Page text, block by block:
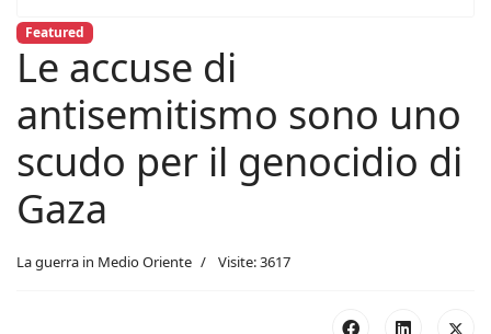
Featured
Le accuse di
antisemitismo sono uno
scudo per il genocidio di
Gaza
La guerra in Medio Oriente Visite: 3617